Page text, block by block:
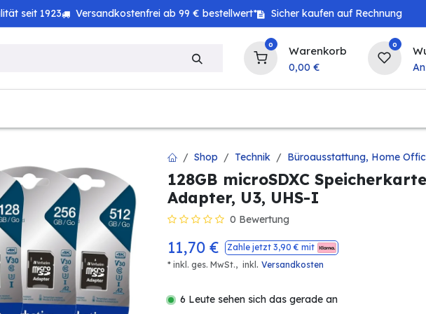
seit 1923 Versandkostenfrei ab 99 € bestellwert* Sicher kaufen auf Rechnung
0 Warenkorb
0,00 €
0
Shop Technik Büroausstattung, Home
128GB microSDXC
Adapter, U3, UHS-I
0 Bewertung
11,70 € Zahle jetzt 3,90 € mit
* inkl. ges. MwSt., inkl . Versandkosten
6 Leute sehen sich das gerade an